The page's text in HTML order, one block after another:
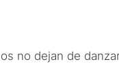
no dejan de